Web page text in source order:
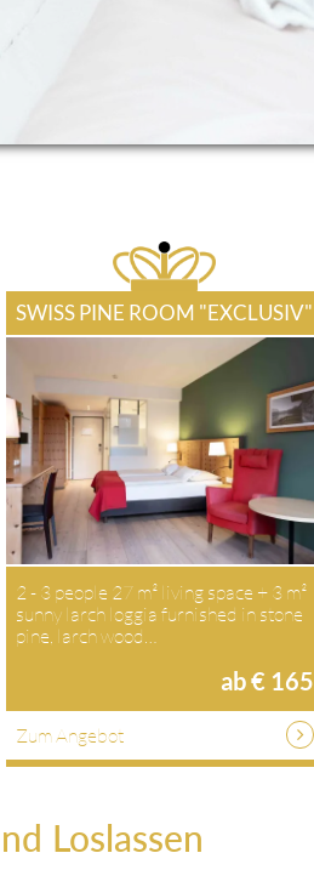
SWISS PINE ROOM "EXCLUSIV"
2 - 3 people 27 m² living space + 3 m²
sunny larch loggia furnished in stone
pine, larch wood…
ab € 165
Zum Angebot
Loslassen